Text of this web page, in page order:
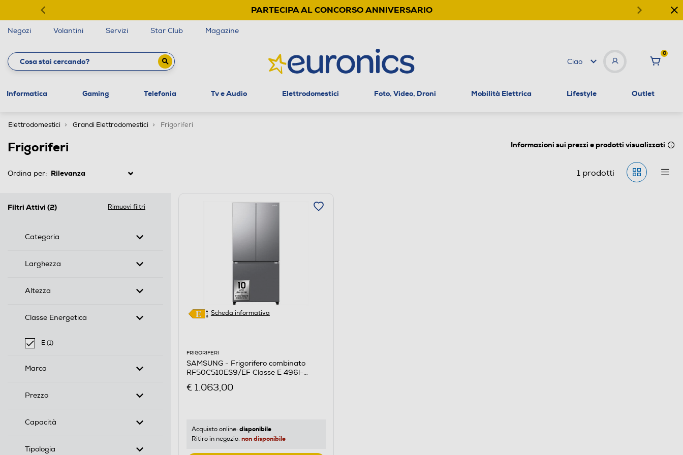
PARTECIPA AL CONCORSO ANNIVERSARIO
Negozi Volantini Servizi Star Club Magazine
Ciao
0
Informatica Gaming Telefonia Tv e Audio Elettrodomestici Foto, Video, Droni Mobilità Elettrica Lifestyle Outlet
Elettrodomestici Grandi Elettrodomestici Frigoriferi
Frigoriferi Informazioni sui prezzi e prodotti visualizzati
Ordina per: 1prodotti
Filtri Attivi (2) Rimuovi filtri
Categoria
Larghezza
Altezza
Classe Energetica
E (1)
selected Filtro applicato per Classe Energetica: E
Marca
Prezzo
Capacità
Tipologia
Scheda informativa
FRIGORIFERI
SAMSUNG - Frigorifero combinato
RF50C510ES9/EF Classe E 496l-
€ 1.063,00
Acquisto online: disponibile
Ritiro in negozio: non disponibile